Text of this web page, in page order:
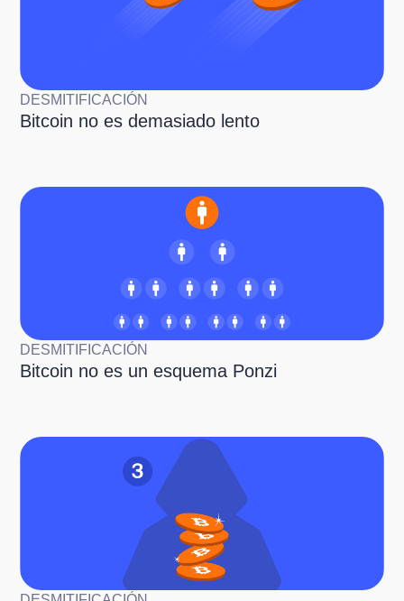
DESMITIFICACIÓN
Bitcoin no es demasiado lento
DESMITIFICACIÓN
Bitcoin no es un esquema Ponzi